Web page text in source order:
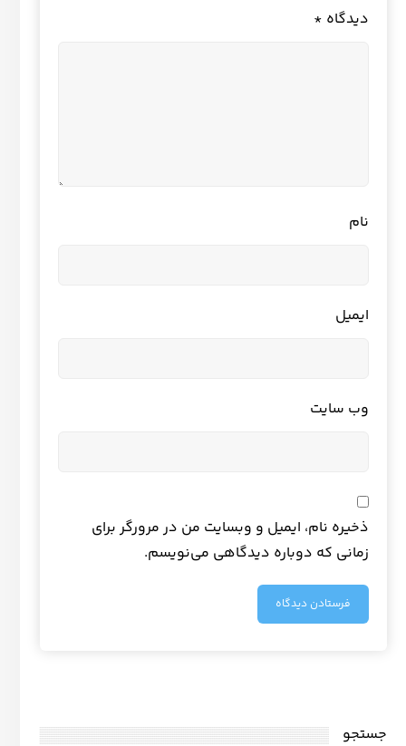
دیدگاه *
نام
ایمیل
وب‌ سایت
ذخیره نام، ایمیل و وبسایت من در مرورگر برای
زمانی که دوباره دیدگاهی می‌نویسم.
جستجو